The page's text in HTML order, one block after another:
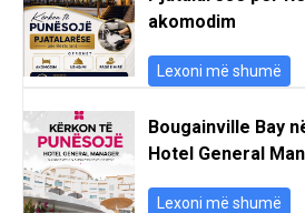
akomodim
Lexoni më shumë
Bougainville Bay
Hotel General
Lexoni më shumë